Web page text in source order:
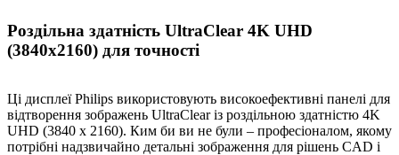
Роздільна здатність UltraClear 4K UHD
(3840x2160) для точності
Ці дисплеї Philips використовують високоефективні панелі для
відтворення зображень UltraClear із роздільною здатністю 4K
UHD (3840 x 2160). Ким би ви не були – професіоналом, якому
потрібні надзвичайно детальні зображення для рішень CAD і